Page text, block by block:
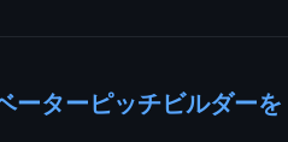
ーターピッチビルダー